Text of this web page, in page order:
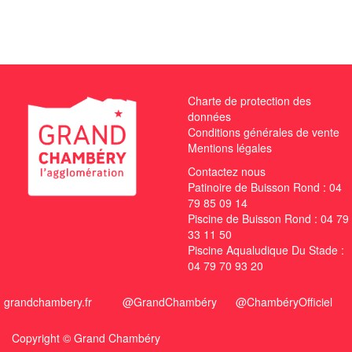
Charte de protection des
données
Conditions générales de vente
Mentions légales
Contactez nous
Patinoire de Buisson Rond : 04
79 85 09 14
Piscine de Buisson Rond : 04 79
33 11 50
Piscine Aqualudique Du Stade :
04 79 70 93 20
grandchambery.fr @GrandChambéry @ChambéryOfficiel
Copyright © Grand Chambéry